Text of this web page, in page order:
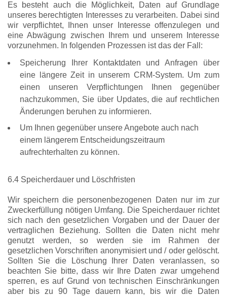
Es besteht auch die Möglichkeit, Daten auf Grundlage
unseres berechtigten Interesses zu verarbeiten. Dabei sind
wir verpflichtet, Ihnen unser Interesse offenzulegen und
eine Abwägung zwischen Ihrem und unserem Interesse
vorzunehmen. In folgenden Prozessen ist das der Fall:
Speicherung Ihrer Kontaktdaten und Anfragen über
eine längere Zeit in unserem CRM-System. Um zum
einen unseren Verpflichtungen Ihnen gegenüber
nachzukommen, Sie über Updates, die auf rechtlichen
Änderungen beruhen zu informieren.
Um Ihnen gegenüber unsere Angebote auch nach
einem längerem Entscheidungszeitraum
aufrechterhalten zu können.
6.4 Speicherdauer und Löschfristen
Wir speichern die personenbezogenen Daten nur im zur
Zweckerfüllung nötigen Umfang. Die Speicherdauer richtet
sich nach den gesetzlichen Vorgaben und der Dauer der
vertraglichen Beziehung. Sollten die Daten nicht mehr
genutzt werden, so werden sie im Rahmen der
gesetzlichen Vorschriften anonymisiert und / oder gelöscht.
Sollten Sie die Löschung Ihrer Daten veranlassen, so
beachten Sie bitte, dass wir Ihre Daten zwar umgehend
sperren, es auf Grund von technischen Einschränkungen
aber bis zu 90 Tage dauern kann, bis wir die Daten